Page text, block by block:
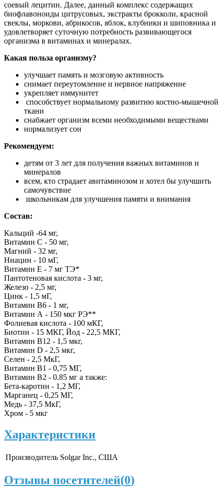
соевый лецитин. Далее, данный комплекс содержащих
биофлавоноиды цитрусовых, экстракты брокколи, красной
свеклы, моркови, абрикосов, яблок, клубники и шиповника и
удовлетворяет суточную потребность развивающегося
организма в витаминах и минералах.
Какая польза организму?
улучшает память и мозговую активность
снимает переутомление и нервное напряжение
укрепляет иммунитет
способствует нормальному развитию костно-мышечной
ткани
снабжает организм всеми необходимыми веществами
нормализует сон
Рекомендуем:
детям от 3 лет для получения важных витаминов и
минералов
всем, кто страдает авитаминозом и хотел бы улучшить
самочувствие
школьникам для улучшения памяти и внимания
Состав:
Кальций -64 мг,
Витамин С - 50 мг,
Магний - 32 мг,
Ниацин - 10 мГ,
Витамин Е - 7 мг ТЭ*
Пантотеновая кислота - 3 мг,
Железо - 2,5 мг,
Цинк - 1,5 мГ,
Витамин B6 - 1 мг,
Витамин А - 150 мкг РЭ**
Фолиевая кислота - 100 мКГ,
Биотин - 15 МКГ, Йод - 22,5 МКГ,
Витамин B12 - 1,5 мкг,
Витамин D - 2,5 мкг,
Селен - 2,5 МкГ,
Витамин B1 - 0,75 МГ,
Витамин B2 - 0.85 мг а также:
Бета-каротин - 1,2 МГ,
Марганец - 0,25 МГ,
Медь - 37,5 МкГ,
Хром - 5 мкг
Характеристики
Производитель Solgar Inc., США
Отзывы посетителей(0)